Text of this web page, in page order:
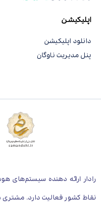
اپلیکیشن
دانلود اپلیکیشن
پنل مدیریت ناوگان
رادار ارائه دهنده سیستم‌های
نقاط کشور فعالیت دارد. مشتری